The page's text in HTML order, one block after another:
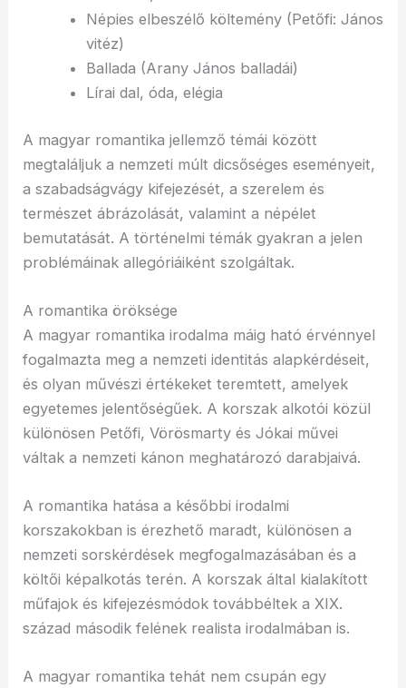
Népies elbeszélő költemény (Petőfi: János
vitéz)
Ballada (Arany János balladái)
Lírai dal, óda, elégia
A magyar romantika jellemző témái között
megtaláljuk a nemzeti múlt dicsőséges eseményeit,
a szabadságvágy kifejezését, a szerelem és
természet ábrázolását, valamint a népélet
bemutatását. A történelmi témák gyakran a jelen
problémáinak allegóriáiként szolgáltak.
A romantika öröksége
A magyar romantika irodalma máig ható érvénnyel
fogalmazta meg a nemzeti identitás alapkérdéseit,
és olyan művészi értékeket teremtett, amelyek
egyetemes jelentőségűek. A korszak alkotói közül
különösen Petőfi, Vörösmarty és Jókai művei
váltak a nemzeti kánon meghatározó darabjaivá.
A romantika hatása a későbbi irodalmi
korszakokban is érezhető maradt, különösen a
nemzeti sorskérdések megfogalmazásában és a
költői képalkotás terén. A korszak által kialakított
műfajok és kifejezésmódok továbbéltek a XIX.
század második felének realista irodalmában is.
A magyar romantika tehát nem csupán egy